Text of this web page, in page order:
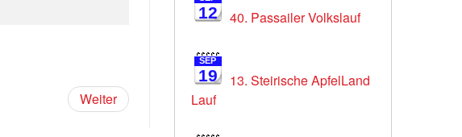
Weiter
12 40. Passailer Volkslauf
SEP
19
13. Steirische ApfelLand
Lauf